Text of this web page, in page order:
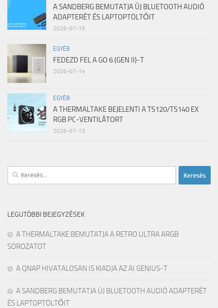
A SANDBERG BEMUTATJA ÚJ BLUETOOTH AUDIÓ
ADAPTERÉT ÉS LAPTOPTÖLTŐIT
2026-07-15
EGYÉB
FEDEZD FEL A GO 6 (GEN II)-T
2026-07-14
EGYÉB
A THERMALTAKE BEJELENTI A TS120/TS140 EX
RGB PC-VENTILÁTORT
2026-07-13
Keresés:
LEGUTÓBBI BEJEGYZÉSEK
A THERMALTAKE BEMUTATJA A RETRO ULTRA ARGB
SOROZATOT
A QNAP HIVATALOSAN IS KIADJA AZ AI GENIUS-T
A SANDBERG BEMUTATJA ÚJ BLUETOOTH AUDIÓ ADAPTERÉT
ÉS LAPTOPTÖLTŐIT